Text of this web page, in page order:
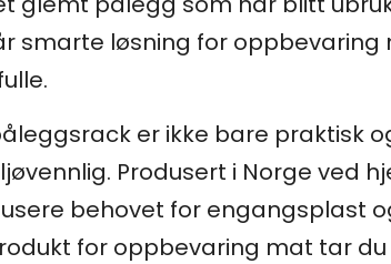
smarte løsning for
er ikke bare praktisk
Produsert i Norge ved
behovet for engangsplast
for oppbevaring mat tar